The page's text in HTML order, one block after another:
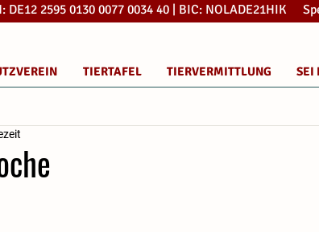
DE12 2595 0130 0077 0034 40 | BIC: NOLADE21HIK
TIERTAFEL TIERVERMITTLUNG SEI